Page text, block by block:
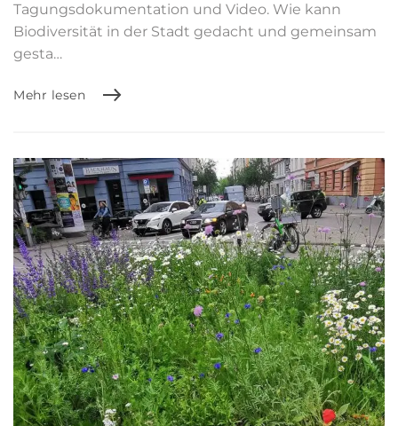
Tagungsdokumentation und Video. Wie kann
Biodiversität in der Stadt gedacht und gemeinsam
gesta…
Mehr lesen